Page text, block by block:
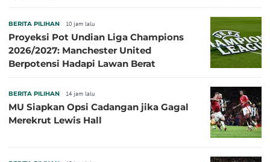
BERITA PILIHAN 10 jam lalu
Proyeksi Pot Undian Liga Champions
2026/2027: Manchester United
Berpotensi Hadapi Lawan Berat
BERITA PILIHAN 14 jam lalu
MU Siapkan Opsi Cadangan jika Gagal
Merekrut Lewis Hall